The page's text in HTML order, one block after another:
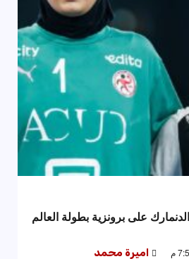
على برونزية بطولة العالم
اميرة محمد